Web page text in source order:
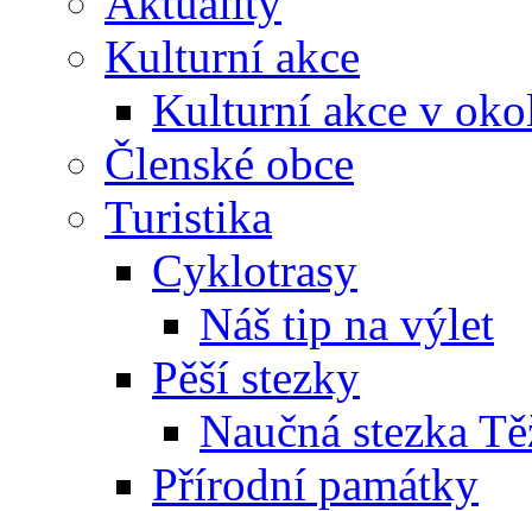
Kulturní akce
Kulturní akce v
Členské obce
Turistika
Cyklotrasy
Náš tip na výlet
Pěší stezky
Naučná stezka
Přírodní památky